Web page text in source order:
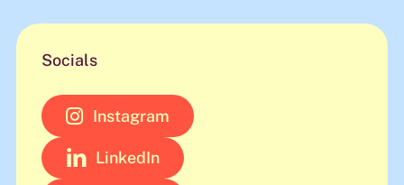
Socials
Instagram
LinkedIn